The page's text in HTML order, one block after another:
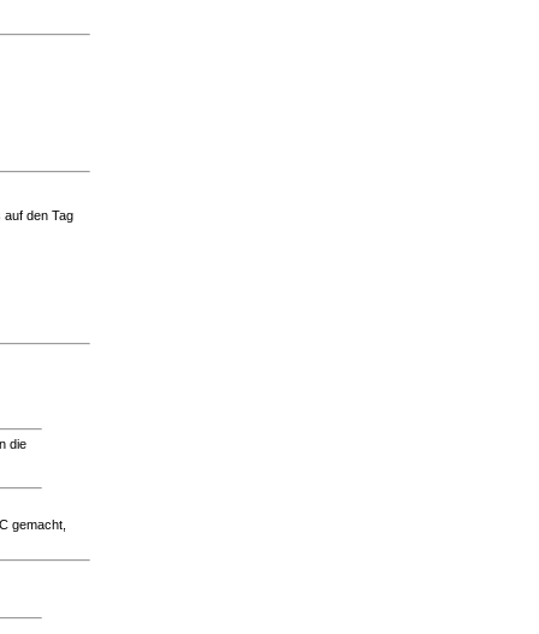
auf den Tag
die
gemacht,